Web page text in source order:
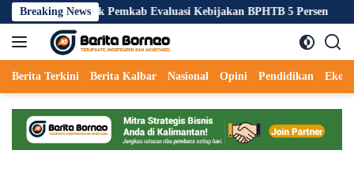
Langsung
ke
konten
Breaking News
Desak Pemkab Evaluasi Kebijakan BPHTB 5 Persen
Berita Terkini Berita Kalbar Nasional Opini Pendidikan